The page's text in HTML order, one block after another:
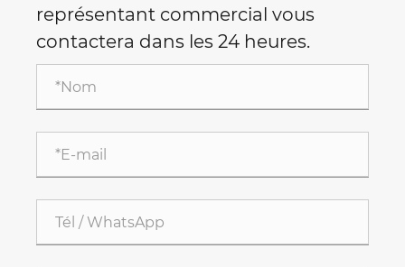
représentant commercial vous
contactera dans les 24 heures.